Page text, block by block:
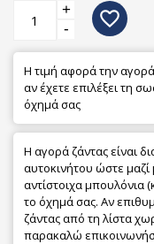
+
-
favorite_border
Η τιμή αφορά την
αν έχετε επιλέξει τη
όχημά σας
Η αγορά ζάντας είναι
αυτοκινήτου ώστε μαζί
αντίστοιχα μπουλόνια
το όχημά σας. Αν
ζάντας από τη λίστα
παρακαλώ